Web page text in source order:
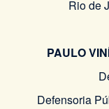
Rio de
PAULO
Defensoria